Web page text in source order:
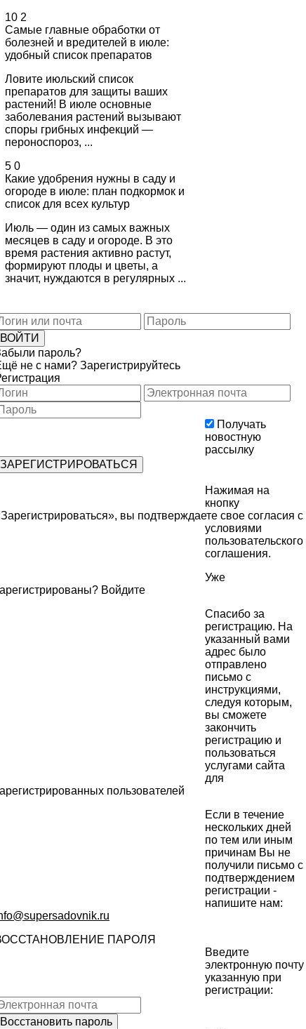
10 2
Самые главные обработки от
болезней и вредителей в июле:
удобный список препаратов
Ловите июльский список
препаратов для защиты ваших
растений! В июле основные
заболевания растений вызывают
споры грибных инфекций —
пероноспороз, ...
5 0
Какие удобрения нужны в саду и
огороде в июле: план подкормок и
список для всех культур
Июль — один из самых важных
месяцев в саду и огороде. В это
время растения активно растут,
формируют плоды и цветы, а
значит, нуждаются в регулярных ...
пароль?
не с нами? Зарегистрируйтесь
Получать
новостную
рассылку
Нажимая на
кнопку
вы подтверждаете свое согласия с
условиями
пользовательского
соглашения.
Уже
Войдите
Спасибо за
регистрацию. На
указанный вами
адрес было
отправлено
письмо с
инструкциями,
следуя которым,
вы сможете
закончить
регистрацию и
пользоваться
услугами сайта
для
пользователей
Если в течение
нескольких дней
по тем или иным
причинам Вы не
получили письмо с
подтверждением
регистрации -
напишите нам:
ПАРОЛЯ
Введите
электронную почту
указанную при
регистрации: